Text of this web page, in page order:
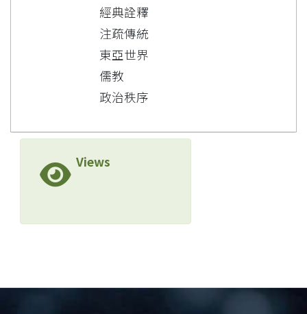
經典詮釋
注疏傳統
東亞世界
儒教
政治秩序
Views